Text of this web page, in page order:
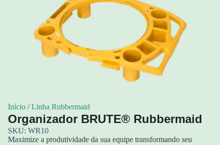
Início /Linha Rubbermaid
Organizador BRUTE® Rubbermaid
SKU: WR10
Maximize a produtividade da sua equipe transformando seu